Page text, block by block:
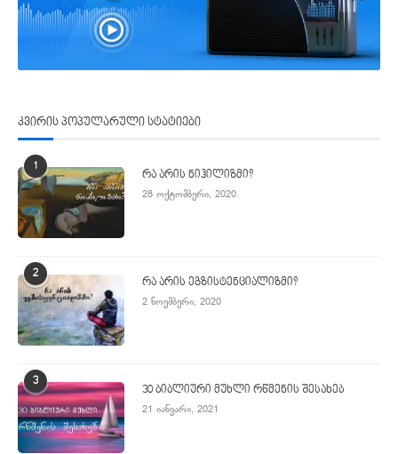
კვირის პოპულარული სტატიები
1
რა არის ნიჰილიზმი?
28 ოქტომბერი, 2020
2
რა არის ეგზისტენციალიზმი?
2 ნოემბერი, 2020
3
30 ბიბლიური მუხლი რწმენის შესახებ
21 იანვარი, 2021